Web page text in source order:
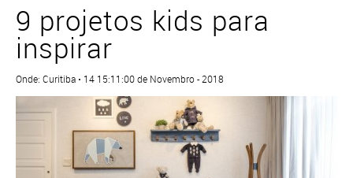
9 projetos kids para
inspirar
Onde: Curitiba • 14 15:11:00 de Novembro - 2018